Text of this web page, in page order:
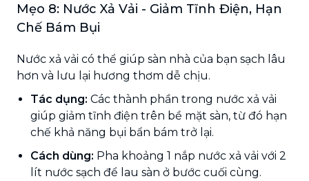
Mẹo 8: Nước Xả Vải - Giảm Tĩnh Điện, Hạn
Chế Bám Bụi
Nước xả vải có thể giúp sàn nhà của bạn sạch lâu
hơn và lưu lại hương thơm dễ chịu.
Tác dụng: Các thành phần trong nước xả vải
giúp giảm tĩnh điện trên bề mặt sàn, từ đó hạn
chế khả năng bụi bẩn bám trở lại.
Cách dùng: Pha khoảng 1 nắp nước xả vải với 2
lít nước sạch để lau sàn ở bước cuối cùng.